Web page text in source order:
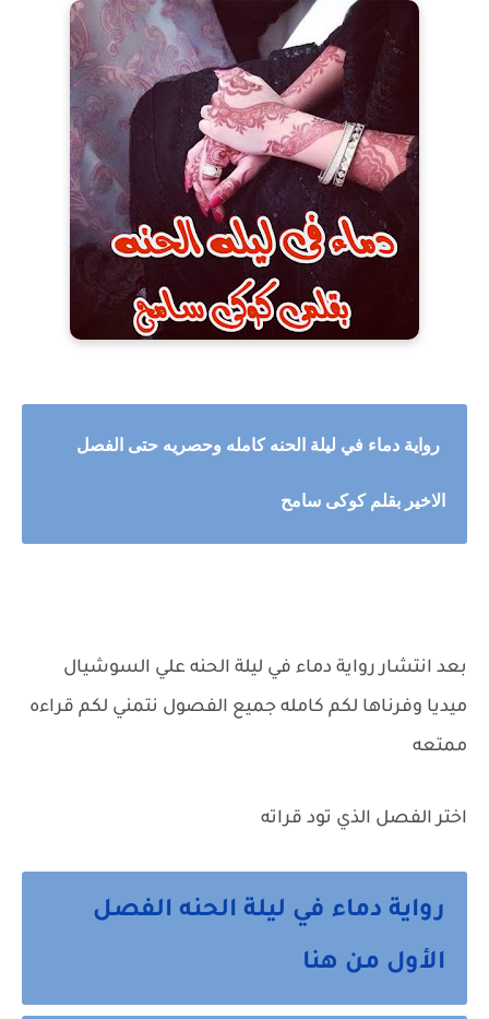
رواية دماء في ليلة الحنه كامله وحصريه حتى الفصل
الاخير بقلم كوكى سامح
بعد انتشار رواية دماء في ليلة الحنه علي السوشيال
ميديا وفرناها لكم كامله جميع الفصول نتمني لكم قراءه
ممتعه
اختر الفصل الذي تود قراته
رواية دماء في ليلة الحنه الفصل
الأول من هنا